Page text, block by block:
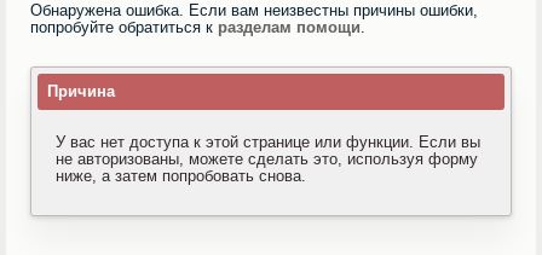
Обнаружена ошибка. Если вам неизвестны причины ошибки,
попробуйте обратиться к разделам помощи.
Причина
У вас нет доступа к этой странице или функции. Если вы
не авторизованы, можете сделать это, используя форму
ниже, а затем попробовать снова.